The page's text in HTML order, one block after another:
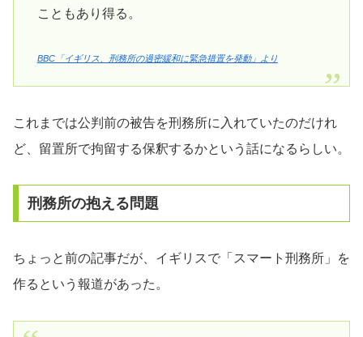
こともあり得る。
BBC「イギリス、刑務所の過密緩和に緊急措置を発動」より
これまでは公判前の被告を刑務所に入れていたのだけれ
ど、留置所で拘留する保釈するかという話になるらしい。
刑務所の抱える問題
ちょっと前の記事だが、イギリスで「スマート刑務所」を
作るという報道があった。